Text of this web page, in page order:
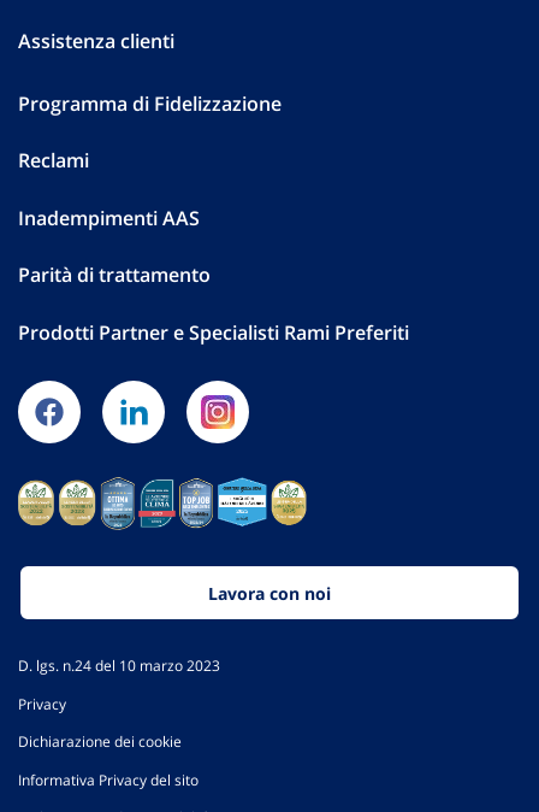
Assistenza clienti
Programma di Fidelizzazione
Reclami
Inadempimenti AAS
Parità di trattamento
Prodotti Partner e Specialisti Rami Preferiti
Lavora con noi
D. lgs. n.24 del 10 marzo 2023
Privacy
Dichiarazione dei cookie
Informativa Privacy del sito